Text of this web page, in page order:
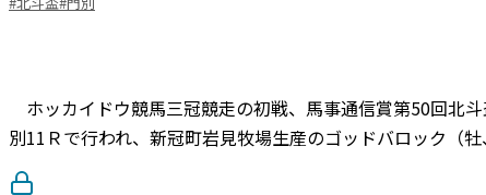
ホッカイドウ競馬三冠競走の初戦、馬事通信賞第50回北
別11Ｒで行われ、新冠町岩見牧場生産のゴッドバロック（